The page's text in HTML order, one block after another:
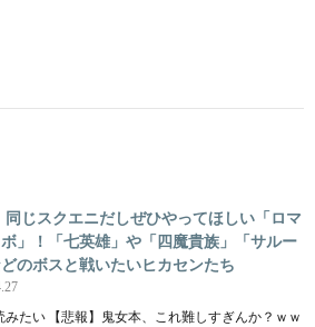
同じスクエニだしぜひやってほしい「ロマ
」！「七英雄」や「四魔貴族」「サルー
のボスと戦いたいヒカセンたち
みたい 【悲報】鬼女本、これ難しすぎんか？ｗｗ